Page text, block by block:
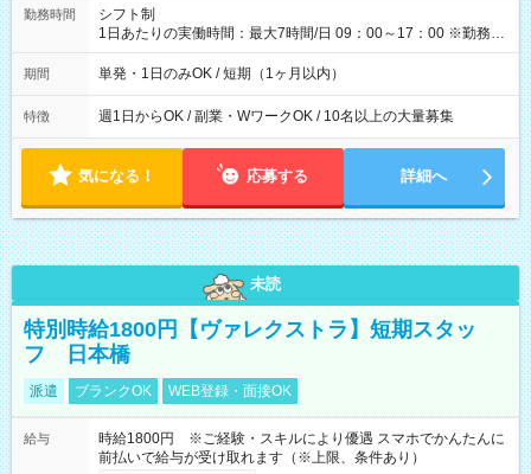
間】試用期間なし
勤務時間
シフト制
1日あたりの実働時間：最大7時間/日 09：00～17：00 ※勤務時
間は 試験により異なります。
期間 単発・1日のみOK / 短期（1ヶ月以内）
特徴 週1日からOK / 副業・WワークOK / 10名以上の大量募集
気になる！ 応募する 詳細へ
未読
特別時給1800円【ヴァレクストラ】短期スタッ
フ 日本橋
派遣 ブランクOK WEB登録・面接OK
給与
時給1800円 ※ご経験・スキルにより優遇 スマホでかんたんに
前払いで給与が受け取れます（※上限、条件あり）